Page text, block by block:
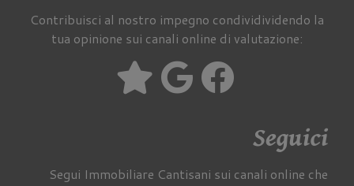
Contribuisci al nostro impegno condividividendo la
tua opinione sui canali online di valutazione:
Seguici
Segui Immobiliare Cantisani sui canali online che